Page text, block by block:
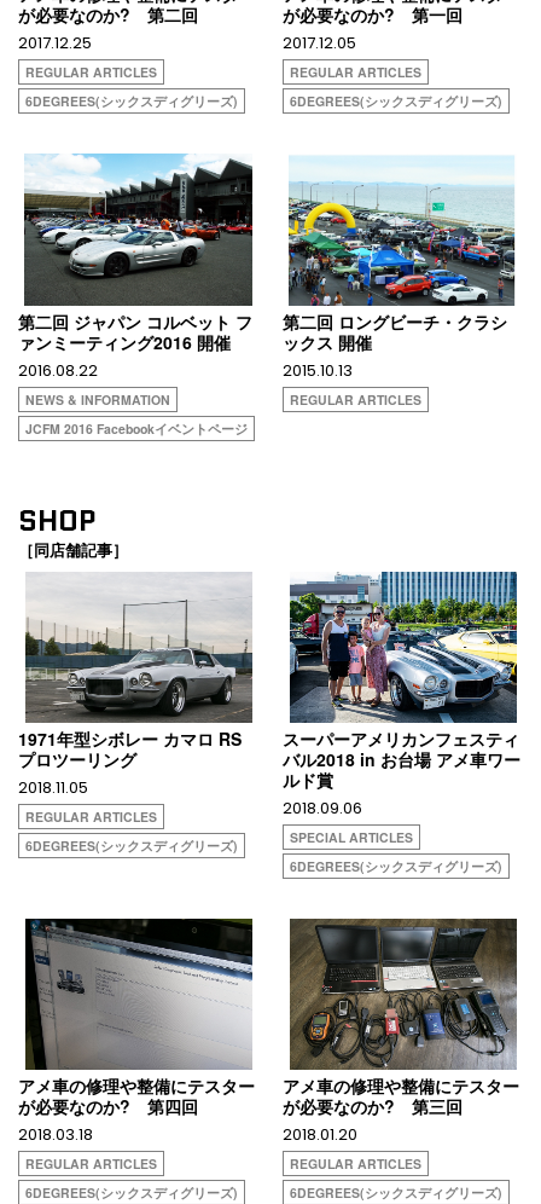
が必要なのか? 第二回
2017.12.25
REGULAR ARTICLES
6DEGREES(シックスディグリーズ)
が必要なのか? 第一回
2017.12.05
REGULAR ARTICLES
6DEGREES(シックスディグリーズ)
第二回 ジャパン コルベット フ
ァンミーティング2016 開催
2016.08.22
NEWS & INFORMATION
JCFM 2016 Facebookイベントページ
第二回 ロングビーチ・クラシ
ックス 開催
2015.10.13
REGULAR ARTICLES
SHOP
［同店舗記事］
1971年型シボレー カマロ RS
プロツーリング
2018.11.05
REGULAR ARTICLES
6DEGREES(シックスディグリーズ)
スーパーアメリカンフェスティ
バル2018 in お台場 アメ車ワー
ルド賞
2018.09.06
SPECIAL ARTICLES
6DEGREES(シックスディグリーズ)
アメ車の修理や整備にテスター
が必要なのか? 第四回
2018.03.18
REGULAR ARTICLES
6DEGREES(シックスディグリーズ)
アメ車の修理や整備にテスター
が必要なのか? 第三回
2018.01.20
REGULAR ARTICLES
6DEGREES(シックスディグリーズ)